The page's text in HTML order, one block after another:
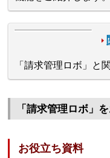
「請求管理ロボ」と
「請求管理ロボ」
お役立ち資料